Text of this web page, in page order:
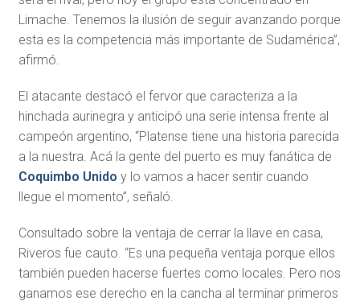
Limache. Tenemos la ilusión de seguir avanzando porque
esta es la competencia más importante de Sudamérica”,
afirmó.
El atacante destacó el fervor que caracteriza a la
hinchada aurinegra y anticipó una serie intensa frente al
campeón argentino, “Platense tiene una historia parecida
a la nuestra. Acá la gente del puerto es muy fanática de
Coquimbo Unido y lo vamos a hacer sentir cuando
llegue el momento”, señaló.
Consultado sobre la ventaja de cerrar la llave en casa,
Riveros fue cauto. “Es una pequeña ventaja porque ellos
también pueden hacerse fuertes como locales. Pero nos
ganamos ese derecho en la cancha al terminar primeros